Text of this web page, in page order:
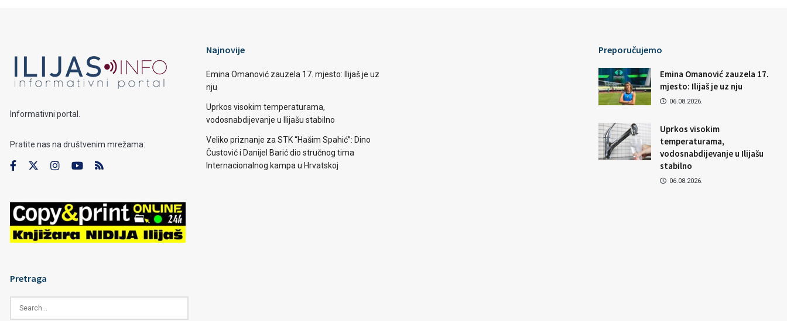
Informativni portal.
Pratite nas na društvenim mrežama:
Pretraga
Najnovije
Emina Omanović zauzela 17. mjesto: Ilijaš je uz
nju
Uprkos visokim temperaturama,
vodosnabdijevanje u Ilijašu stabilno
Veliko priznanje za STK “Hašim Spahić”: Dino
Čustović i Danijel Barić dio stručnog tima
Internacionalnog kampa u Hrvatskoj
Preporučujemo
Emina Omanović zauzela 17.
mjesto: Ilijaš je uz nju
06.08.2026.
Uprkos visokim
temperaturama,
vodosnabdijevanje u Ilijašu
stabilno
06.08.2026.